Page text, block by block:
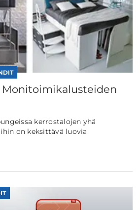
Monitoimikalusteiden
kerrostalojen yhä
on keksittävä luovia